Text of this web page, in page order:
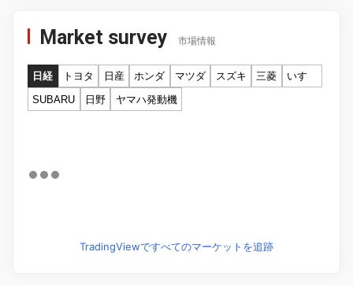
Market survey 市場情報
日経 トヨタ 日産 ホンダ マツダ スズキ 三菱
いすゞ
SUBARU
日野 ヤマハ発動機
TradingViewですべてのマーケットを追跡